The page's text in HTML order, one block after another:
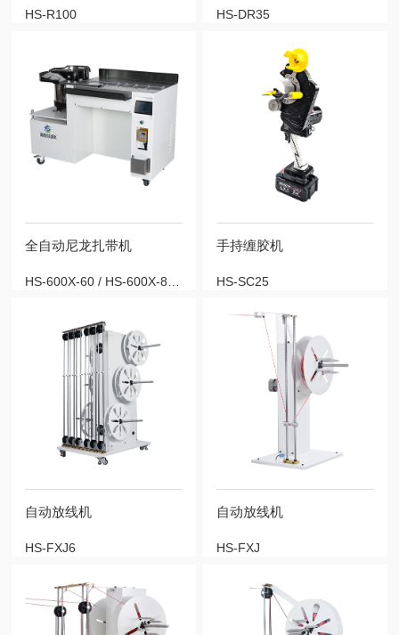
HS-R100 HS-DR35
全自动尼龙扎带机 手持缠胶机
HS-SC25
自动放线机
HS-FXJ6
自动放线机
HS-FXJ